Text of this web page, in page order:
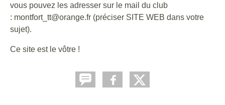
vous pouvez les adresser sur le mail du club
: montfort_tt@orange.fr (préciser SITE WEB dans votre
sujet).
Ce site est le vôtre !